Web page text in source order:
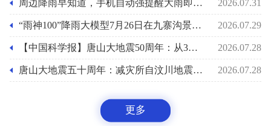
周边降雨早知道，手机自动强提醒大雨即将来袭功能上线，“雨神100”降雨大模型助力基层防灾人员的应急准备 2026.07.31
“雨神100”降雨大模型7月26日在九寨沟景区泥石流前2小时预报其最大小时雨强29mm/小时 2026.07.29
【中国科学报】唐山大地震50周年：从3小时速报到61秒预警 2026.07.28
唐山大地震五十周年：减灾所自汶川地震后十八年助力国家预警能力之路 2026.07.28
更多